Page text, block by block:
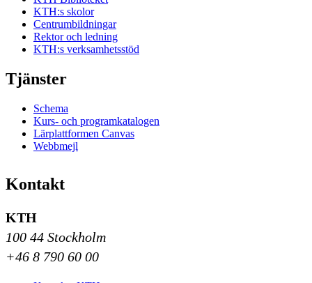
KTH:s skolor
Centrumbildningar
Rektor och ledning
KTH:s verksamhetsstöd
Tjänster
Schema
Kurs- och programkatalogen
Lärplattformen Canvas
Webbmejl
Kontakt
KTH
100 44 Stockholm
+46 8 790 60 00